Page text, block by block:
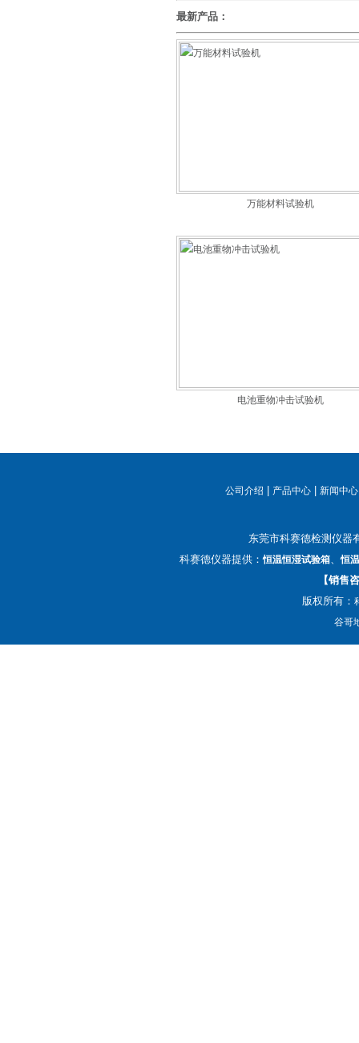
最新产品：
万能材料试验机
电池重物冲击试验机
公司介绍 | 产品中心 |新闻中心
东莞市科赛德检测仪
科赛德仪器提供：恒温恒湿试验箱 、恒
【销售
版权所有：
谷哥